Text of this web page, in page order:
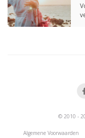
© 2010 -
Algemene Voorwaarden